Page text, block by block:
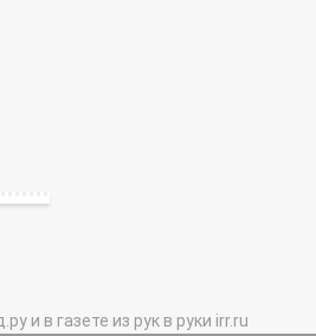
и в газете из рук в руки irr.ru